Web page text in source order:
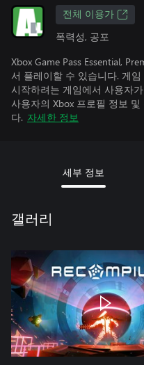
전체 이용가
폭력성, 공포
Xbox Game Pass Essential,
서 플레이할 수 있습니다. 게
시작하려는 게임에서 사용자
사용자의 Xbox 프로필 정보
다. 자세한 정보
세부 정보
갤러리